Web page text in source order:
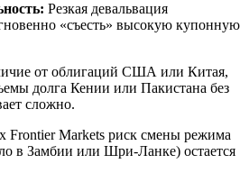
Резкая девальвация
«съесть» высокую купонную
от облигаций США или Китая,
долга Кении или Пакистана без
сложно.
Frontier Markets риск смены режима
в Замбии или Шри-Ланке) остается